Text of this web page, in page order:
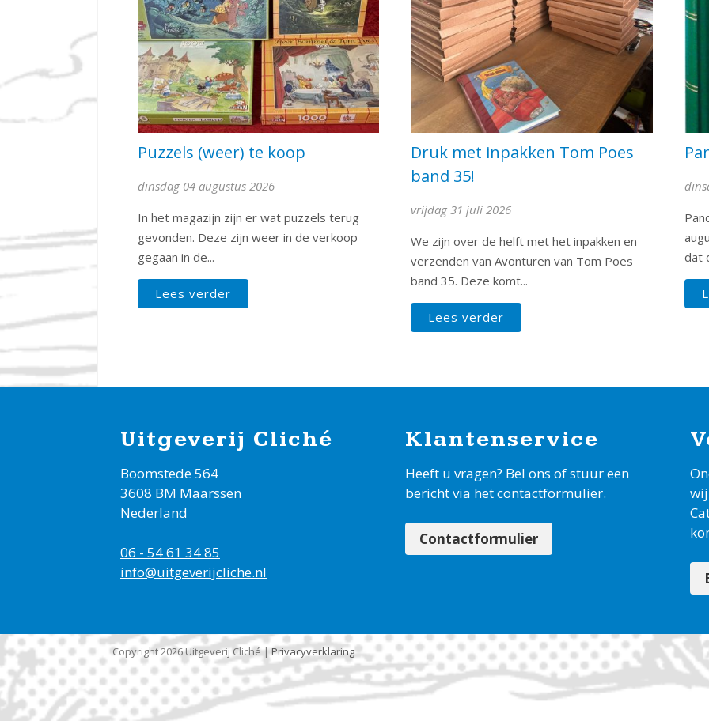
Puzzels (weer) te koop
dinsdag 04 augustus 2026
In het magazijn zijn er wat puzzels terug
gevonden. Deze zijn weer in de verkoop
gegaan in de...
Lees verder
Druk met inpakken Tom Poes
band 35!
vrijdag 31 juli 2026
We zijn over de helft met het inpakken en
verzenden van Avonturen van Tom Poes
band 35. Deze komt...
Lees verder
dat
Uitgeverij Cliché
Boomstede 564
3608 BM Maarssen
Nederland
06 - 54 61 34 85
info@uitgeverijcliche.nl
Klantenservice
Heeft u vragen? Bel ons of stuur een
bericht via het contactformulier.
Contactformulier
Copyright 2026 Uitgeverij Cliché |Privacyverklaring